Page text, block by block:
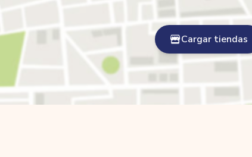
Cargar tiendas